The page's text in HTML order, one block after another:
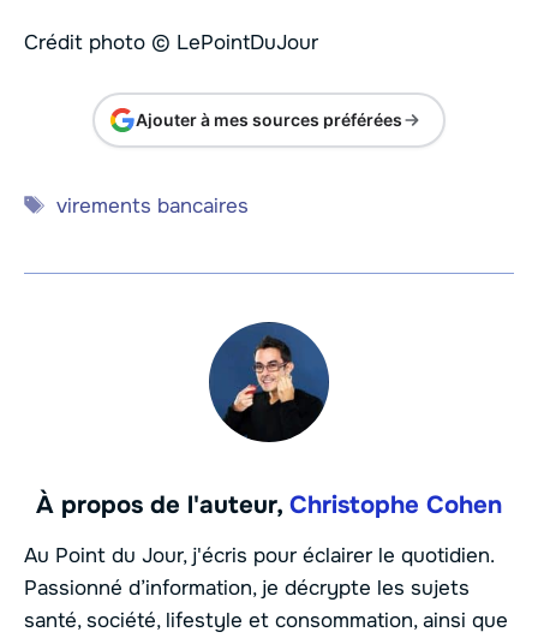
Crédit photo © LePointDuJour
Ajouter à mes sources préférées
Étiquettes
virements bancaires
À propos de l'auteur, Christophe Cohen
Au Point du Jour, j'écris pour éclairer le quotidien.
Passionné d’information, je décrypte les sujets
santé, société, lifestyle et consommation, ainsi que